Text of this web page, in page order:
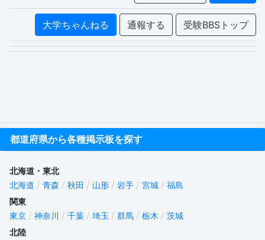
大学ちゃんねる 通報する 受験BBSトップ
都道府県から各種掲示板を探す
北海道・東北
北海道
青森 秋田 山形 岩手 宮城
福島
関東
東京
神奈川 千葉 埼玉 群馬 栃木
茨城
北陸